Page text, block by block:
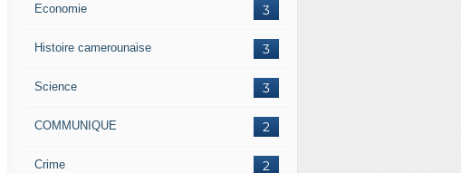
3
Economie
3
Histoire camerounaise
3
Science
2
COMMUNIQUE
2
Crime